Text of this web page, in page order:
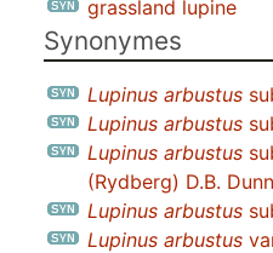
grassland lupine
Synonymes
Lupinus arbustus
Lupinus arbustus
Lupinus arbustus
(Rydberg) D.B. Dunn
Lupinus arbustus
Lupinus arbustus